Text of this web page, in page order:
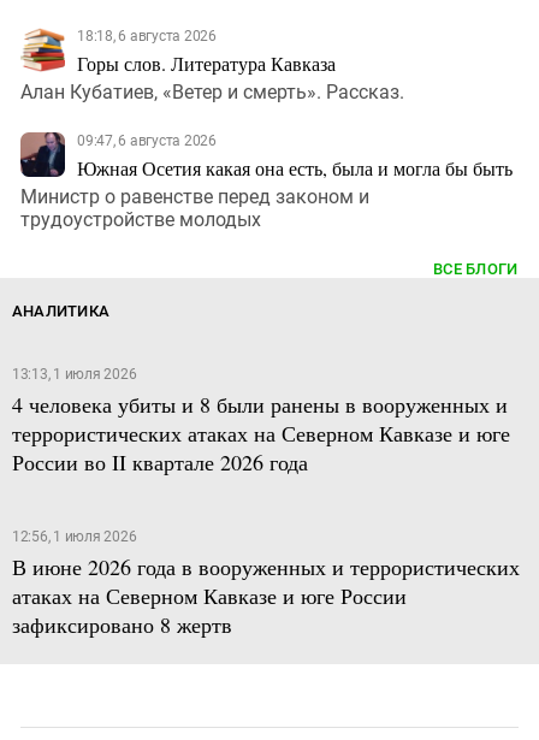
18:18, 6 августа 2026
Горы слов. Литература Кавказа
Алан Кубатиев, «Ветер и смерть». Рассказ.
09:47, 6 августа 2026
Южная Осетия какая она есть, была и могла бы быть
Министр о равенстве перед законом и
трудоустройстве молодых
ВСЕ БЛОГИ
АНАЛИТИКА
13:13, 1 июля 2026
4 человека убиты и 8 были ранены в вооруженных и
террористических атаках на Северном Кавказе и юге
России во II квартале 2026 года
12:56, 1 июля 2026
В июне 2026 года в вооруженных и террористических
атаках на Северном Кавказе и юге России
зафиксировано 8 жертв